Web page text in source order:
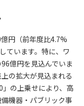
円（前年度比4.7%
ています。特に、ワ
億円を見込んでいま
の拡大が見込まれる
の上乗せにより、高
機器・パブリック事